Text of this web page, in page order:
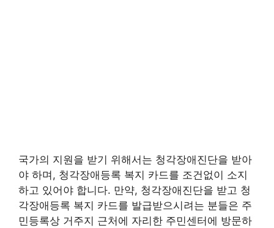
국가의 지원을 받기 위해서는 청각장애진단을 받아
야 하며, 청각장애등록 복지 카드를 조건없이 소지
하고 있어야 합니다. 만약, 청각장애진단을 받고 청
각장애등록 복지 카드를 발급받으시려는 분들은 주
민등록상 거주지 근처에 자리한 주민센터에 방문하